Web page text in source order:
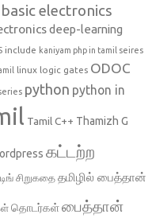
basic electronics
deep-learning
include kaniyam php in tamil seires
linux logic gates ODOC
python python in
Tamil C++ Thamizh G
கட்டற்ற
சிறுகதை தமிழில் பைத்தான்
தொடர்கள்பைத்தான்